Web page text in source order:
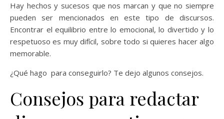
Hay hechos y sucesos que nos marcan y que no siempre
pueden ser mencionados en este tipo de discursos.
Encontrar el equilibrio entre lo emocional, lo divertido y lo
respetuoso es muy difícil, sobre todo si quieres hacer algo
memorable.
¿Qué hago para conseguirlo? Te dejo algunos consejos.
Consejos para redactar